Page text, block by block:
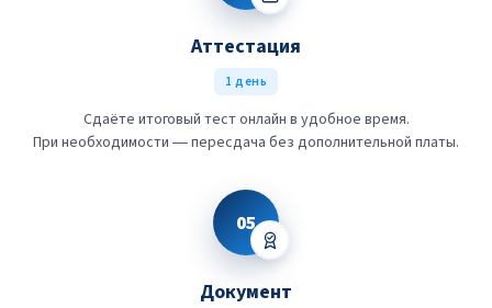
Аттестация
1 день
Сдаёте итоговый тест онлайн в удобное время.
При необходимости — пересдача без дополнительной платы.
05
Документ